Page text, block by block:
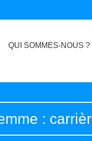
QUI SOMMES-NOUS ?
: